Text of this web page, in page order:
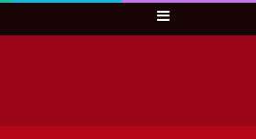
Sidebar